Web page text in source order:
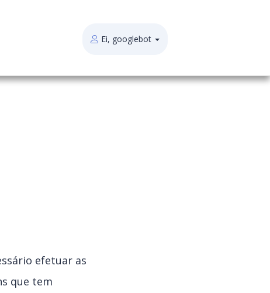
Ei, googlebot
efetuar as
que tem